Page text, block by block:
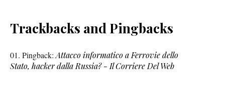
Trackbacks and Pingbacks
Pingback: Attacco informatico a Ferrovie dello
Stato, hacker dalla Russia? - Il Corriere Del Web